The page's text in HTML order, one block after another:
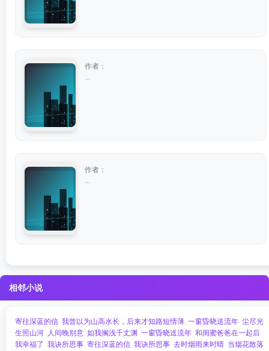
作者：
作者：
相邻小说
寄往深蓝的信 我曾以为山高水长，后来才知路短情薄 一窗昏晓送流年 尘尽光
生照山河 人间晚别意 如我搁浅千丈渊 一窗昏晓送流年 和闺蜜爸爸在一起后
我幸福了 我诀所思事 寄往深蓝的信 我诀所思事 去时烟雨来时晴 当烟花散落